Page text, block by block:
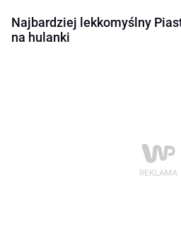
Najbardziej lekkomyślny
na hulanki